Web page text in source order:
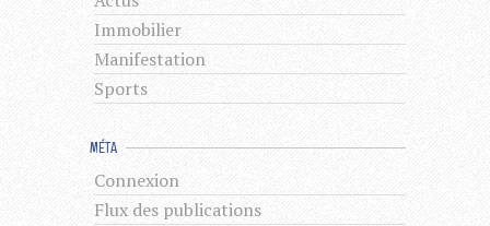
Immobilier
Manifestation
Sports
MÉTA
Connexion
Flux des publications